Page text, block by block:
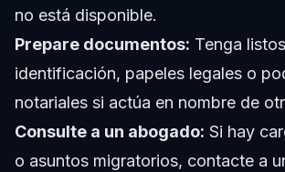
no está disponible.
Prepare documentos: Tenga listos
identificación, papeles legales o
notariales si actúa en nombre de
Consulte a un abogado: Si hay
o asuntos migratorios, contacte a